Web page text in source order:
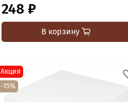
248 ₽
В корзину
Акция
-15%